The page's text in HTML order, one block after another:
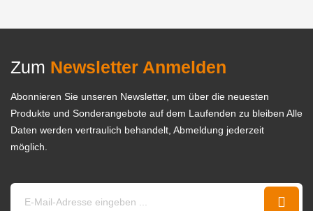
Zum Newsletter Anmelden
Abonnieren Sie unseren Newsletter, um über die neuesten
Produkte und Sonderangebote auf dem Laufenden zu bleiben Alle
Daten werden vertraulich behandelt, Abmeldung jederzeit
möglich.